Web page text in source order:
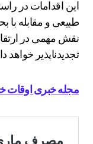
این اقدامات در
طبیعی و مقابله
نقش مهمی در
تجدیدناپذیر
مجله خبری